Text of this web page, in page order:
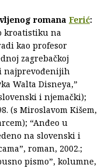
romana Ferić:
kroatistiku na
kao profesor
zagrebačkoj
najprevođenijih
Walta Disneya,”
i njemački);
(s Miroslavom Kišem,
“Anđeo u
na slovenski i
roman, 2002.;
pismo”, kolumne,